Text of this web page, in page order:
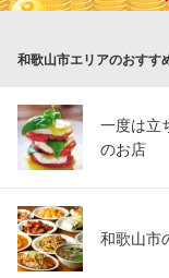
い。
韓国酒場
ＪＲ和歌山駅 徒歩4
和歌山県和歌山市美園町
和歌山市エリアのおすす
一度は立
のお店
和歌山市